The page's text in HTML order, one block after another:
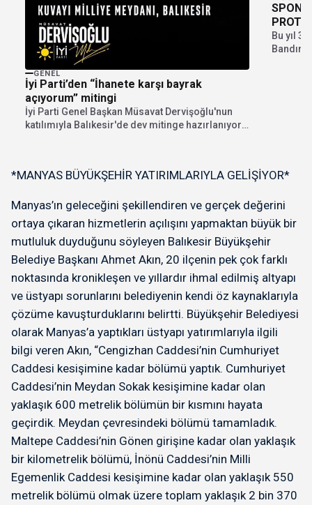
GENEL
İyi Parti’den “İhanete karşı bayrak
açıyorum” mitingi
İyi Parti Genel Başkan Müsavat Dervişoğlu'nun
katılımıyla Balıkesir'de dev mitinge hazırlanıyor.
Bu yıl
*MANYAS BÜYÜKŞEHİR YATIRIMLARIYLA GELİŞİYOR*
Manyas’ın geleceğini şekillendiren ve gerçek değerini
ortaya çıkaran hizmetlerin açılışını yapmaktan büyük bir
mutluluk duyduğunu söyleyen Balıkesir Büyükşehir
Belediye Başkanı Ahmet Akın, 20 ilçenin pek çok farklı
noktasında kronikleşen ve yıllardır ihmal edilmiş altyapı
ve üstyapı sorunlarını belediyenin kendi öz kaynaklarıyla
çözüme kavuşturduklarını belirtti. Büyükşehir Belediyesi
olarak Manyas’a yaptıkları üstyapı yatırımlarıyla ilgili
bilgi veren Akın, “Cengizhan Caddesi’nin Cumhuriyet
Caddesi kesişimine kadar bölümü yaptık. Cumhuriyet
Caddesi’nin Meydan Sokak kesişimine kadar olan
yaklaşık 600 metrelik bölümün bir kısmını hayata
geçirdik. Meydan çevresindeki bölümü tamamladık.
Maltepe Caddesi’nin Gönen girişine kadar olan yaklaşık
bir kilometrelik bölümü, İnönü Caddesi’nin Milli
Egemenlik Caddesi kesişimine kadar olan yaklaşık 550
metrelik bölümü olmak üzere toplam yaklaşık 2 bin 370